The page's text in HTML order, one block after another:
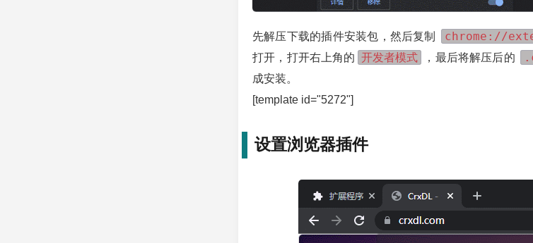
先解压下载的插件安装包，然后复制 chrome://
打开，打开右上角的 开发者模式 ，最后将解压后的
成安装。
[template id="5272"]
设置浏览器插件